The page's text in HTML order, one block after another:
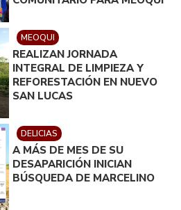
MEOQUI
REALIZAN JORNADA
INTEGRAL DE LIMPIEZA Y
REFORESTACIÓN EN NUEVO
SAN LUCAS
DELICIAS
A MÁS DE MES DE SU
DESAPARICIÓN INICIAN
BÚSQUEDA DE MARCELINO